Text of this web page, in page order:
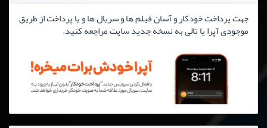
جهت پرداخت خودکار و آسان فیلم ها و سریال ها و یا پرداخت از طریق
موجودی آپرا یا تالی به نسخه جدید سایت مراجعه کنید.